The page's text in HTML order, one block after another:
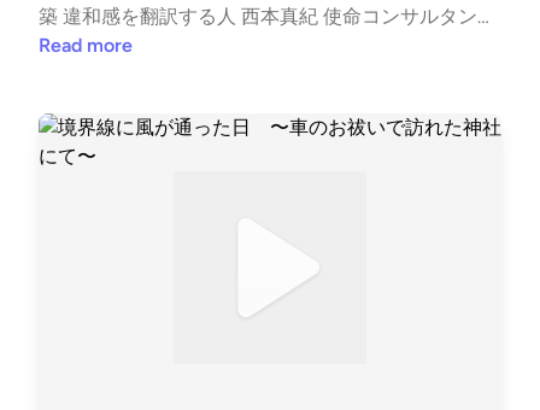
築 違和感を翻訳する人 西本真紀 使命コンサルタント
🌿 活動情報はこちら✨ https://lit.link/healinglife ---
8c3e0b28cf8119433f
Read more